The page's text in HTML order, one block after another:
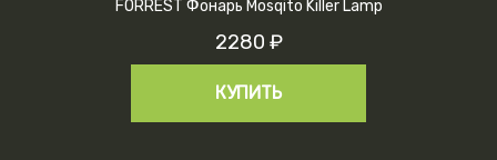
FORREST Фонарь Mosqito Killer Lamp
2280 ₽
КУПИТЬ